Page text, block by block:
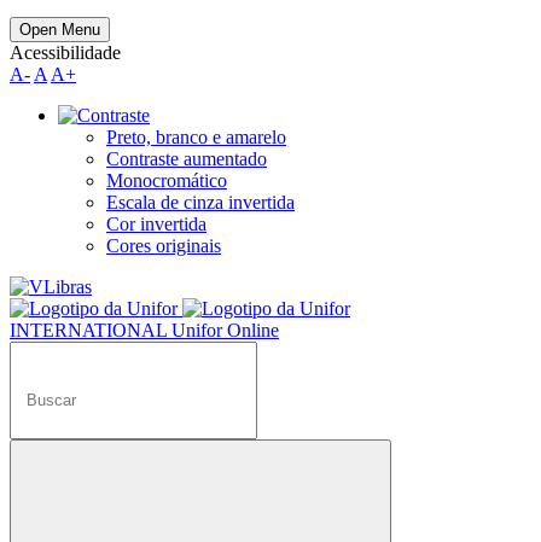
Open Menu
Acessibilidade
A- A A+
Preto, branco e amarelo
Contraste aumentado
Monocromático
Escala de cinza invertida
Cor invertida
Cores originais
INTERNATIONAL Unifor Online